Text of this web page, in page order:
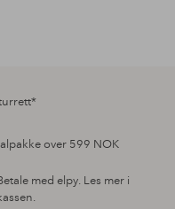
over 599 NOK
med elpy. Les mer i